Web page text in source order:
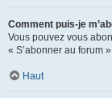
Comment puis-je
Vous pouvez vous
« S’abonner au forum
Haut